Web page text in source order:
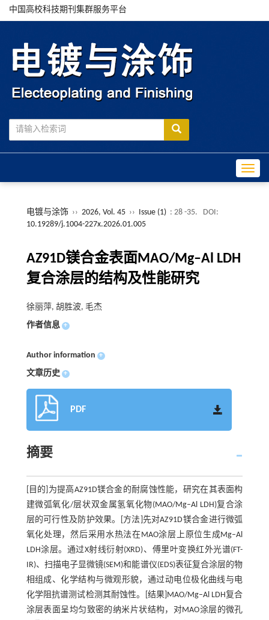
中国高校科技期刊集群服务平台
电镀与涂饰 ›› 2026, Vol. 45 ›› Issue (1) : 28 -35.
DOI:
10.19289/j.1004-227x.2026.01.005
AZ91D镁合金表面MAO/Mg–Al LDH
复合涂层的结构及性能研究
徐丽萍, 胡胜波, 毛杰
作者信息 +
Author information +
文章历史 +
PDF
摘要
[目的]为提高AZ91D镁合金的耐腐蚀性能，研究在其表面构
建微弧氧化/层状双金属氢氧化物(MAO/Mg–Al LDH)复合涂
层的可行性及防护效果。[方法]先对AZ91D镁合金进行微弧
氧化处理，然后采用水热法在MAO涂层上原位生成Mg–Al
LDH涂层。通过X射线衍射(XRD)、傅里叶变换红外光谱(FT-
IR)、扫描电子显微镜(SEM)和能谱仪(EDS)表征复合涂层的物
相组成、化学结构与微观形貌，通过动电位极化曲线与电
化学阻抗谱测试检测其耐蚀性。[结果]MAO/Mg–Al LDH复合
涂层表面呈均匀致密的纳米片状结构，对MAO涂层的微孔